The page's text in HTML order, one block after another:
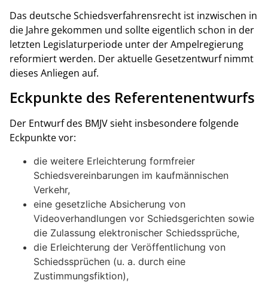
Das deutsche Schiedsverfahrensrecht ist inzwischen in
die Jahre gekommen und sollte eigentlich schon in der
letzten Legislaturperiode unter der Ampelregierung
reformiert werden. Der aktuelle Gesetzentwurf nimmt
dieses Anliegen auf.
Eckpunkte des Referentenentwurfs
Der Entwurf des BMJV sieht insbesondere folgende
Eckpunkte vor:
die weitere Erleichterung formfreier
Schiedsvereinbarungen im kaufmännischen
Verkehr,
eine gesetzliche Absicherung von
Videoverhandlungen vor Schiedsgerichten sowie
die Zulassung elektronischer Schiedssprüche,
die Erleichterung der Veröffentlichung von
Schiedssprüchen (u. a. durch eine
Zustimmungsfiktion),